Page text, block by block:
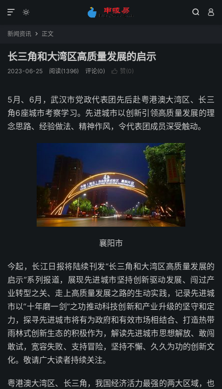
  

新闻资讯  正文
长三角和大湾区高质量发展的启示
2023-06-25 阅读(1396) 评论(0)  赞(0)
5月、6月，武汉市党政代表团先后赴粤港澳大湾区、长三
角6座城市考察学习。先进城市以创新引领高质量发展的理
念思路、经验做法、精神作风，令代表团成员深受触动。
襄阳市
今起，长江日报将陆续刊发“长三角和大湾区高质量发展的
启示”系列报道，展现先进城市坚持创新驱动发展、闯过产
业转型之关、走上高质量发展之路的生动实践，记录先进城
市以“十年磨一剑”之功推动科技创新和产业升级的坚守和定
力，探寻先进城市将有为政府和有效市场相结合、打造热带
雨林式创新生态的积极作为，解读先进城市思想解放、敢闯
敢试，宽容失败、支持冒险，坚持不懈、久久为功的创新文
化。敬请广大读者持续关注。
粤港澳大湾区、长三角，我国经济活力最强的两大区域，也